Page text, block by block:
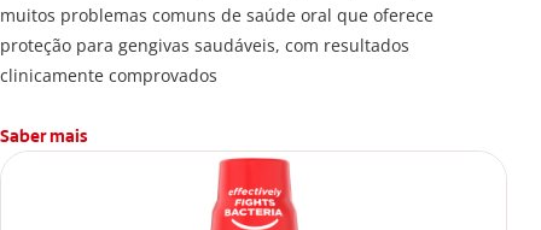
muitos problemas comuns de saúde oral que oferece
proteção para gengivas saudáveis, com resultados
clinicamente comprovados
Saber mais